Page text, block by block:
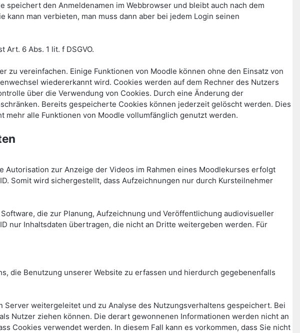
den Anmeldenamen im Webbrowser und bleibt auch nach dem
man verbieten, man muss dann aber bei jedem Login seinen
6 Abs. 1 lit. f DSGVO.
vereinfachen. Einige Funktionen von Moodle können ohne den Einsatz von
wiedererkannt wird. Cookies werden auf dem Rechner des Nutzers
über die Verwendung von Cookies. Durch eine Änderung der
Bereits gespeicherte Cookies können jederzeit gelöscht werden. Dies
alle Funktionen von Moodle vollumfänglich genutzt werden.
zur Anzeige der Videos im Rahmen eines Moodlekurses erfolgt
Somit wird sichergestellt, dass Aufzeichnungen nur durch Kursteilnehmer
die zur Planung, Aufzeichnung und Veröffentlichung audiovisueller
nur Inhaltsdaten übertragen, die nicht an Dritte weitergeben werden. Für
die Benutzung unserer Website zu erfassen und hierdurch gegebenenfalls
weitergeleitet und zu Analyse des Nutzungsverhaltens gespeichert. Bei
Nutzer ziehen können. Die derart gewonnenen Informationen werden nicht an
Cookies verwendet werden. In diesem Fall kann es vorkommen, dass Sie nicht